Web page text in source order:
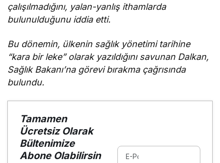
çalışılmadığını, yalan-yanlış ithamlarda
bulunulduğunu iddia etti.
Bu dönemin, ülkenin sağlık yönetimi tarihine
“kara bir leke” olarak yazıldığını savunan Dalkan,
Sağlık Bakanı’na görevi bırakma çağrısında
bulundu.
Tamamen
Ücretsiz Olarak
Bültenimize
Abone Olabilirsin